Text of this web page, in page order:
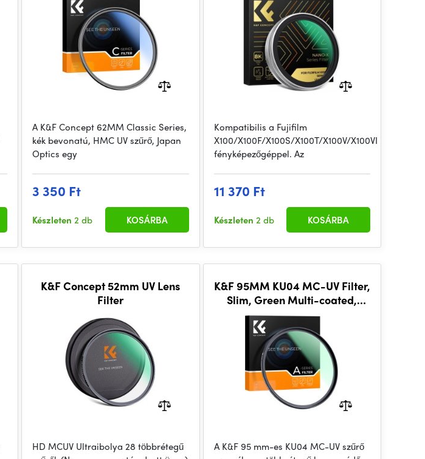
A K&F Concept 62MM Classic Series,
kék bevonatú, HMC UV szűrő, Japan
Optics egy
3 350 Ft
Készleten2 db KOSÁRBA
Kompatibilis a Fujifilm
X100/X100F/X100S/X100T/X100V/X100VI
fényképezőgéppel. Az
11 370 Ft
Készleten 2 db KOSÁRBA
K&F Concept 52mm UV Lens
Filter
HD MCUV Ultraibolya 28 többrétegű
K&F 95MM KU04 MC-UV Filter,
Slim, Green Multi-coated,
German Optics
A K&F 95 mm-es KU04 MC-UV szűrő